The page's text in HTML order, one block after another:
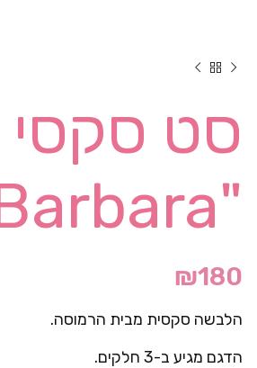
סט סקסי
"Barbara"
₪180
הלבשה סקסית מבית הרמוסה.
הדגם מגיע ב-3 חלקים.